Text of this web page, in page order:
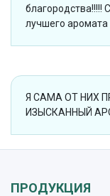
благородства!!!!!
лучшего аромата
Я САМА ОТ НИХ
ИЗЫСКАННЫЙ
ПРОДУКЦИЯ